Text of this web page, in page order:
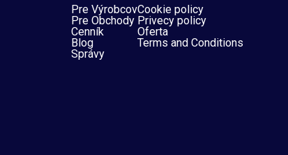
Pre Výrobcov
Pre Obchody
Cenník
Blog
Správy
Cookie policy
Privecy policy
Oferta
Terms and Conditions